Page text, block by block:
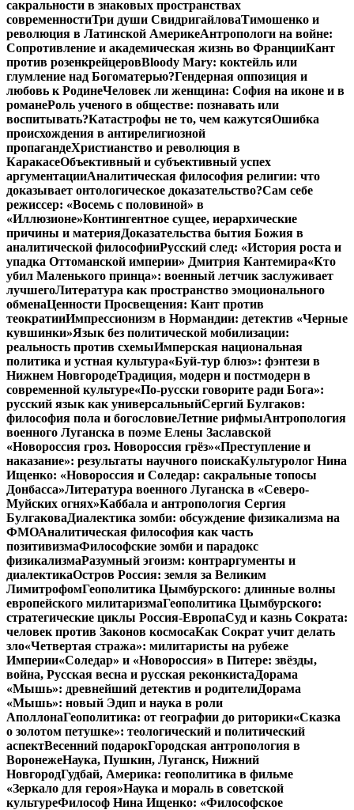
сакральности в знаковых пространствах
современностиТри души СвидригайловаТимошенко и
революция в Латинской АмерикеАнтропологи на войне:
Сопротивление и академическая жизнь во ФранцииКант
против розенкрейцеровBloody Mary: коктейль или
глумление над Богоматерью?Гендерная оппозиция и
любовь к РодинеЧеловек ли женщина: София на иконе и в
романеРоль ученого в обществе: познавать или
воспитывать?Катастрофы не то, чем кажутсяОшибка
происхождения в антирелигиозной
пропагандеХристианство и революция в
КаракасеОбъективный и субъективный успех
аргументацииАналитическая философия религии: что
доказывает онтологическое доказательство?Сам себе
режиссер: «Восемь с половиной» в
«Иллюзионе»Контингентное сущее, иерархические
причины и материяДоказательства бытия Божия в
аналитической философииРусский след: «История роста и
упадка Оттоманской империи» Дмитрия Кантемира«Кто
убил Маленького принца»: военный летчик заслуживает
лучшегоЛитература как пространство эмоционального
обменаЦенности Просвещения: Кант против
теократииИмпрессионизм в Нормандии: детектив «Черные
кувшинки»Язык без политической мобилизации:
реальность против схемыИмперская национальная
политика и устная культура«Буй-тур блюз»: фэнтези в
Нижнем НовгородеТрадиция, модерн и постмодерн в
современной культуре«По-русски говорите ради Бога»:
русский язык как универсальныйСергий Булгаков:
философия пола и богословиеЛетние рифмыАнтропология
военного Луганска в поэме Елены Заславской
«Новороссия гроз. Новороссия грёз»«Преступление и
наказание»: результаты научного поискаКультуролог Нина
Ищенко: «Новороссия и Соледар: сакральные топосы
Донбасса»Литература военного Луганска в «Северо-
Муйских огнях»Каббала и антропология Сергия
БулгаковаДиалектика зомби: обсуждение физикализма на
ФМОАналитическая философия как часть
позитивизмаФилософские зомби и парадокс
физикализмаРазумный эгоизм: контраргументы и
диалектикаОстров Россия: земля за Великим
ЛимитрофомГеополитика Цымбурского: длинные волны
европейского милитаризмаГеополитика Цымбурского:
стратегические циклы Россия-ЕвропаСуд и казнь Сократа:
человек против Законов космосаКак Сократ учит делать
зло«Четвертая стража»: милитаристы на рубеже
Империи«Соледар» и «Новороссия» в Питере: звёзды,
война, Русская весна и русская реконкистаДорама
«Мышь»: древнейший детектив и родителиДорама
«Мышь»: новый Эдип и наука в роли
АполлонаГеополитика: от географии до риторики«Сказка
о золотом петушке»: теологический и политический
аспектВесенний подарокГородская антропология в
ВоронежеНаука, Пушкин, Луганск, Нижний
НовгородГудбай, Америка: геополитика в фильме
«Зеркало для героя»Наука и мораль в советской
культуреФилософ Нина Ищенко: «Философское